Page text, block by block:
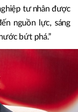
tư nhân được
nguồn lực, sáng
bứt phá.”